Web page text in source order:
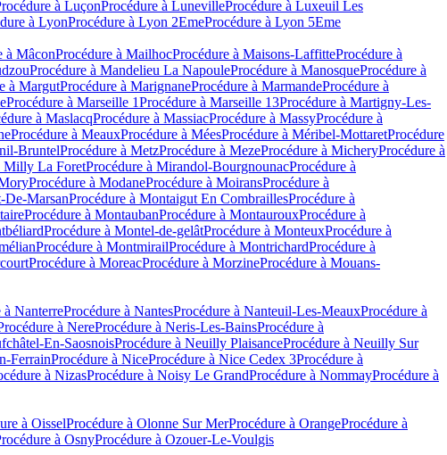
à LuçonProcédure à LunevilleProcédure à Luxeuil Les
à LyonProcédure à Lyon 2EmeProcédure à Lyon 5Eme
à MâconProcédure à MailhocProcédure à Maisons-LaffitteProcédure à
Procédure à Mandelieu La NapouleProcédure à ManosqueProcédure à
à MargutProcédure à MarignaneProcédure à MarmandeProcédure à
Procédure à Marseille 1Procédure à Marseille 13Procédure à Martigny-Les-
à MaslacqProcédure à MassiacProcédure à MassyProcédure à
Procédure à MeauxProcédure à MéesProcédure à Méribel-MottaretProcédure
BruntelProcédure à MetzProcédure à MezeProcédure à MicheryProcédure à
Milly La ForetProcédure à Mirandol-BourgnounacProcédure à
Procédure à ModaneProcédure à MoiransProcédure à
De-MarsanProcédure à Montaigut En CombraillesProcédure à
Procédure à MontaubanProcédure à MontaurouxProcédure à
Procédure à Montel-de-gelâtProcédure à MonteuxProcédure à
Procédure à MontmirailProcédure à MontrichardProcédure à
Procédure à MoreacProcédure à MorzineProcédure à Mouans-
à NanterreProcédure à NantesProcédure à Nanteuil-Les-MeauxProcédure à
à NereProcédure à Neris-Les-BainsProcédure à
En-SaosnoisProcédure à Neuilly PlaisanceProcédure à Neuilly Sur
FerrainProcédure à NiceProcédure à Nice Cedex 3Procédure à
à NizasProcédure à Noisy Le GrandProcédure à NommayProcédure à
à OisselProcédure à Olonne Sur MerProcédure à OrangeProcédure à
à OsnyProcédure à Ozouer-Le-Voulgis